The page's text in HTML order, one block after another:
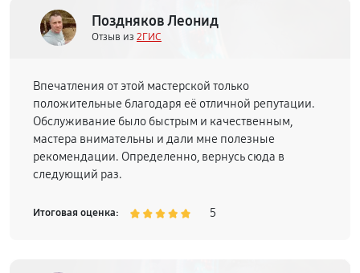
Поздняков Леонид
Отзыв из 2ГИС
Впечатления от этой мастерской только
положительные благодаря её отличной репутации.
Обслуживание было быстрым и качественным,
мастера внимательны и дали мне полезные
рекомендации. Определенно, вернусь сюда в
следующий раз.
Итоговая оценка: 5